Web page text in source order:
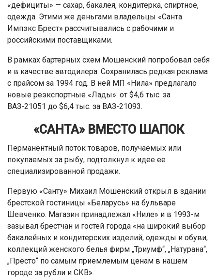
«дефициты» — сахар, бакалея, кондитерка, спиртное,
одежда. Этими же деньгами владельцы «Санта
Импэкс Брест» рассчитывались с рабочими и
российскими поставщиками.
В рамках бартерных схем Мошенский попробовал себя
и в качестве автодилера. Сохранилась редкая реклама
с прайсом за 1994 год. В ней МП «Нила» предлагало
новые реэкспортные «Лады»: от $4,6 тыс. за
ВАЗ-21051 до $6,4 тыс. за ВАЗ-21093.
«САНТА» ВМЕСТО ШАПОК
Перманентный поток товаров, получаемых или
покупаемых за рыбу, подтолкнул к идее ее
специализированной продажи.
Первую «Санту» Михаил Мошенский открыл в здании
брестской гостиницы «Беларусь» на бульваре
Шевченко. Магазин принадлежал «Ниле» и в 1993-м
зазывал брестчан и гостей города «на широкий выбор
бакалейных и кондитерских изделий, одежды и обуви,
коллекций женского белья фирм „Триумф“, „Натурана“,
„Престо“ по самым приемлемым ценам в нашем
городе за рубли и СКВ».